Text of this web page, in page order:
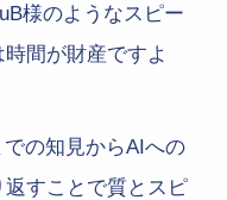
様のようなスピー
間が財産ですよ
の知見からAIへの
すことで質とスピ